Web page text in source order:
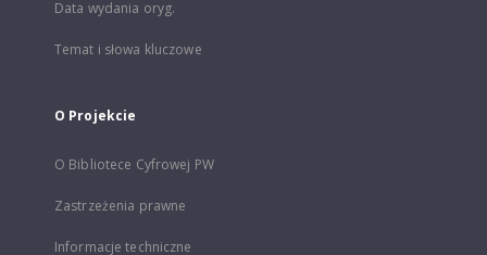
Data wydania oryg.
Temat i słowa kluczowe
O Projekcie
O Bibliotece Cyfrowej PW
Zastrzeżenia prawne
Informacje techniczne